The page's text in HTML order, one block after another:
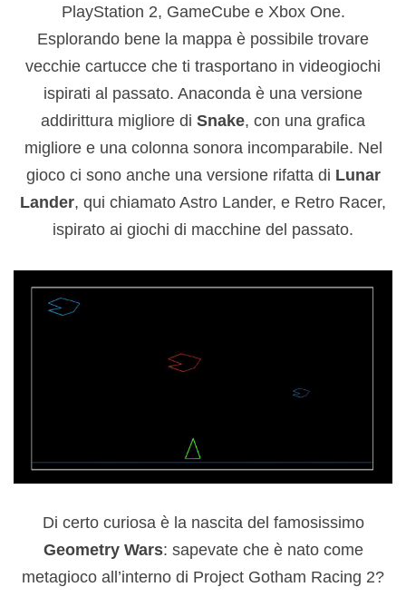
PlayStation 2, GameCube e Xbox One.
Esplorando bene la mappa è possibile trovare
vecchie cartucce che ti trasportano in videogiochi
ispirati al passato. Anaconda è una versione
addirittura migliore di Snake, con una grafica
migliore e una colonna sonora incomparabile. Nel
gioco ci sono anche una versione rifatta di Lunar
Lander, qui chiamato Astro Lander, e Retro Racer,
ispirato ai giochi di macchine del passato.
Di certo curiosa è la nascita del famosissimo
Geometry Wars: sapevate che è nato come
metagioco all’interno di Project Gotham Racing 2?